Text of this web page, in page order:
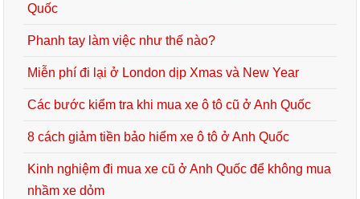
Quốc
Phanh tay làm việc như thế nào?
Miễn phí đi lại ở London dịp Xmas và New Year
Các bước kiểm tra khi mua xe ô tô cũ ở Anh Quốc
8 cách giảm tiền bảo hiểm xe ô tô ở Anh Quốc
Kinh nghiệm đi mua xe cũ ở Anh Quốc để không mua
nhầm xe dỏm